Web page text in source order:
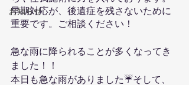
お知らせ
早期対応が、後遺症を残さないために
重要です。ご相談ください！
急な雨に降られることが多くなってき
ました！！
本日も急な雨がありました☔そして、